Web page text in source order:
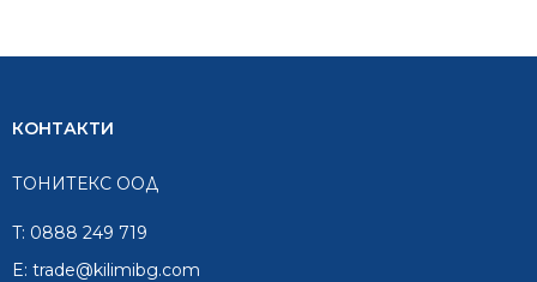
КОНТАКТИ
ТОНИТЕКС ООД
T: 0888 249 719
E: trade@kilimibg.com